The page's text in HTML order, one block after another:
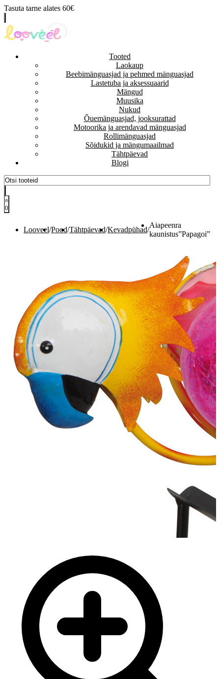
Tasuta tarne alates 60€
Tooted
Laokaup
Beebimänguasjad ja pehmed mänguasjad
Lastetuba ja aksessuaarid
Mängud
Muusika
Nukud
Õuemänguasjad, jooksurattad
Motoorika ja arendavad mänguasjad
Rollimänguasjad
Sõidukid ja mängumaailmad
Tähtpäevad
Blogi
0
Looveel/Pood/Tähtpäevad/Kevadpühad/
Aiapeenra
kaunistus”Papagoi”